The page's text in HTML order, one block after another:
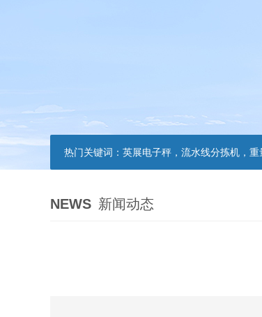
热门关键词： 英展电子秤，流水线分拣机，重量分
NEWS 新闻动态